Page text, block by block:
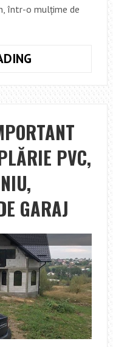
într-o mulțime de
–
UȘI
DE
GARAJ
SECȚIONALE,
LA
DE
PRODUCĂTOR
PVC,
GARAJ